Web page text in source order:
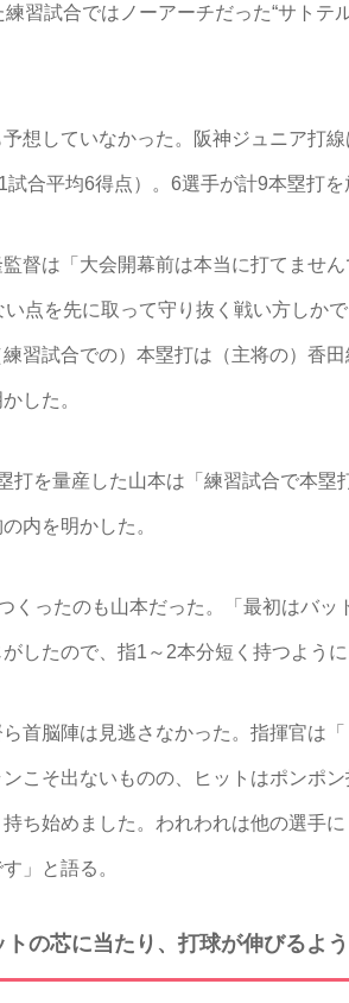
習試合ではノーアーチだった“サトテ
想していなかった。阪神ジュニア打線
合平均6得点）。6選手が計9本塁打を
督は「大会開幕前は本当に打てませ
点を先に取って守り抜く戦い方しか
習試合での）本塁打は（主将の）香
した。
を量産した山本は「練習試合で本塁
内を明かした。
くったのも山本だった。「最初はバ
したので、指1～2本分短く持つように
首脳陣は見逃さなかった。指揮官は
こそ出ないものの、ヒットはポンポ
ち始めました。われわれは他の選手
」と語る。
トの芯に当たり、打球が伸びるよ